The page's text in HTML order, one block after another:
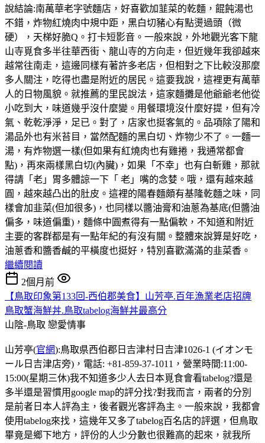
說結論:南萬華老字號麵店，好喜歡加韮菜的乾麵，餛飩湯也
不錯，炸物紅燒肉中規中距，黑白切豬心有點燙過頭（微
硬），天梯好脆Q。打卡短影音。一般來說，外地觀光客下龍
山寺覓食多半往華西街、龍山寺的方向走，但近幾年我卻越來
越常往南走，這邊同樣有著許多老店，但相對之下比較沒那麼
多人關注，吃得也盡是附近的居民。這要我說，這裡更有萬華
人的日物風貌。就推薦的里民說法，這家麵攤是他爺爺老他從
小吃到大，味道幾乎沒什麼變。用餐環境沒什麼好提，但有冷
氣、乾乾淨淨，足已。對了，店家也挺客氣的。品項除了陽和
湯品外也有米苔目，當然配麵的黑白切、炸物少不了。一麵一
湯，有炸物選一樣(但如果有紅燒肉也有雞捲，我通常都會
點)，再來兩樣黑白切(內臟)，如果「不幸」也有白斬雞，那就
得請「老」胃多體諒一下「 老」嘴的念婪。哦，還有越來越
圓，越來越凸出的肚皮。這裡的陽春麵頗有基隆乾麵之味，同
樣會加韭菜(但加很多)，也同樣以醬油膏和油蔥為基底(但醬油
偏多，味道偏重)，麵條中圓煮得有一點偏軟，不知道和附近
主要的客群都是有一點年紀的有沒有關。整體來說算是好吃，
油蔥香和醬香鹹的平橫度也挺好，特別喜歡滿滿的韭菜香。
繼續閱讀
2個月前
【鳥取印象第133回-西伯郡美食】山芳亭.百年漁業老店招牌
鳥取蟹海鮮丼.鳥取tabelog海鮮丼最高分
山陰-鳥取 戀愛情事
山芳亭(官網):鳥取県西伯郡日吉津村日吉津1026-1 (イオンモ
ール日吉津店旁)，電話: +81-859-37-1011，營業時間:11:00-
15:00(星期三休)我不知道多少人去日本覓食會看tabelog?還是
多半還是習慣用google map的評分找?對我而言，兩者的分別
是前者日本人評為主，後者觀光客評為主。一般來說，我都會
使用tabelog來找，這幾年又多了tabelog百名店的評選，但鳥取
畢竟是鄉下地方，評份的人少分數也很難高的起來，就我所